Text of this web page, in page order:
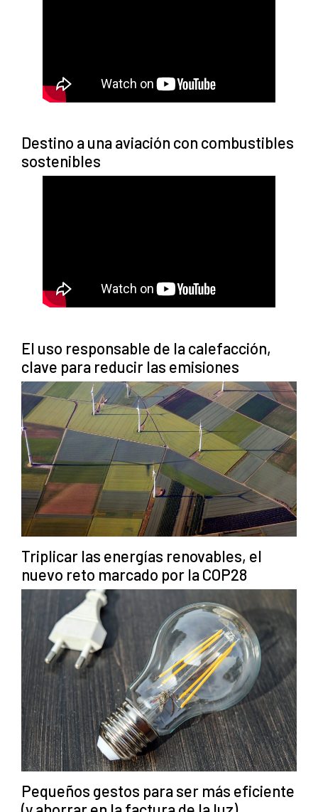
Destino a una aviación con combustibles
sostenibles
El uso responsable de la calefacción,
clave para reducir las emisiones
Triplicar las energías renovables, el
nuevo reto marcado por la COP28
Pequeños gestos para ser más eficiente